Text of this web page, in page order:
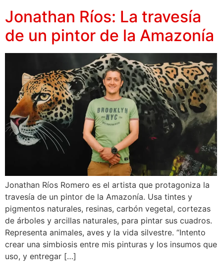
Jonathan Ríos: La travesía
de un pintor de la Amazonía
Jonathan Ríos Romero es el artista que protagoniza la
travesía de un pintor de la Amazonía. Usa tintes y
pigmentos naturales, resinas, carbón vegetal, cortezas
de árboles y arcillas naturales, para pintar sus cuadros.
Representa animales, aves y la vida silvestre. “Intento
crear una simbiosis entre mis pinturas y los insumos que
uso, y entregar […]